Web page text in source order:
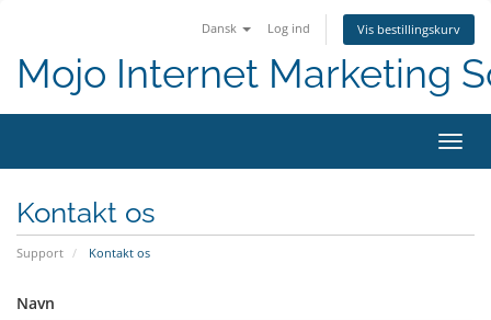
Dansk Log ind Vis bestillingskurv
Mojo Internet Marketing
Skift
Kontakt os
Support Kontakt os
Navn